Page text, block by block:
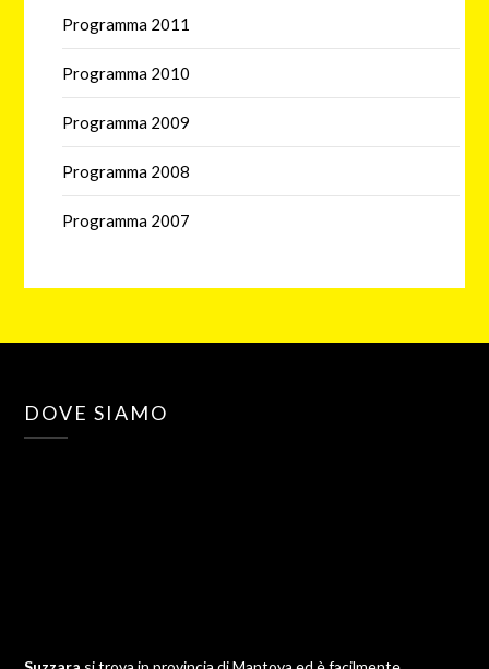
Programma 2011
Programma 2010
Programma 2009
Programma 2008
Programma 2007
DOVE SIAMO